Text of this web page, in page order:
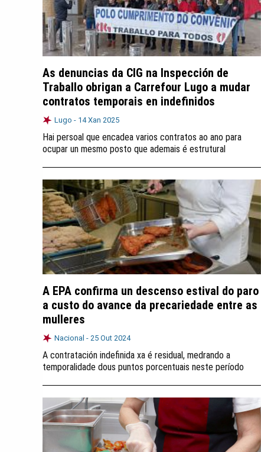
As denuncias da CIG na Inspección de
Traballo obrigan a Carrefour Lugo a mudar
contratos temporais en indefinidos
Lugo - 14 Xan 2025
Hai persoal que encadea varios contratos ao ano para
ocupar un mesmo posto que ademais é estrutural
A EPA confirma un descenso estival do paro
a custo do avance da precariedade entre as
mulleres
Nacional - 25 Out 2024
A contratación indefinida xa é residual, medrando a
temporalidade dous puntos porcentuais neste período